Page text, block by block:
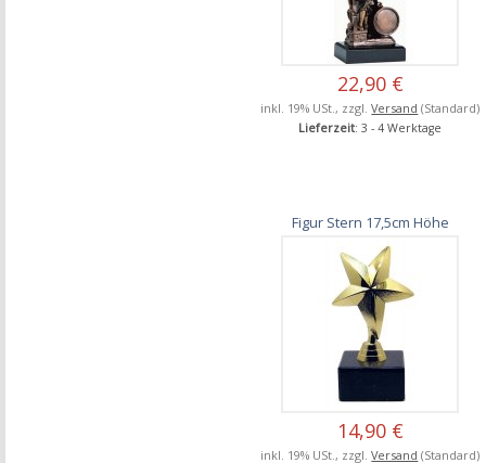
22,90 €
inkl. 19% USt., zzgl.Versand (Standard)
Lieferzeit: 3 - 4 Werktage
Figur Stern 17,5cm Höhe
14,90 €
inkl. 19% USt., zzgl.Versand (Standard)